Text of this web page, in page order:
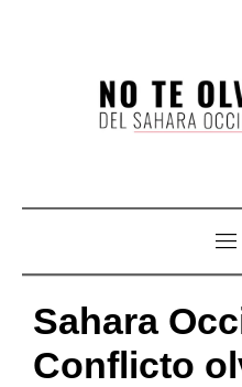
Sahara
Conflicto